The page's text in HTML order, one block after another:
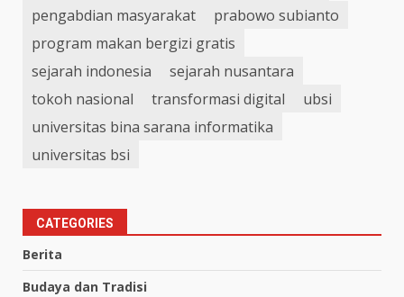
pengabdian masyarakat
prabowo subianto
program makan bergizi gratis
sejarah indonesia
sejarah nusantara
tokoh nasional
transformasi digital
ubsi
universitas bina sarana informatika
universitas bsi
CATEGORIES
Berita
Budaya dan Tradisi